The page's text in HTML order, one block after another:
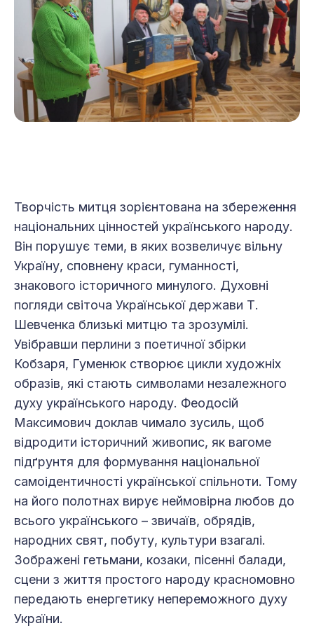
Творчість митця зорієнтована на збереження
національних цінностей українського народу.
Він порушує теми, в яких возвеличує вільну
Україну, сповнену краси, гуманності,
знакового історичного минулого. Духовні
погляди світоча Української держави Т.
Шевченка близькі митцю та зрозумілі.
Увібравши перлини з поетичної збірки
Кобзаря, Гуменюк створює цикли художніх
образів, які стають символами незалежного
духу українського народу. Феодосій
Максимович доклав чимало зусиль, щоб
відродити історичний живопис, як вагоме
підґрунтя для формування національної
самоідентичності української спільноти. Тому
на його полотнах вирує неймовірна любов до
всього українського – звичаїв, обрядів,
народних свят, побуту, культури взагалі.
Зображені гетьмани, козаки, пісенні балади,
сцени з життя простого народу красномовно
передають енергетику непереможного духу
України.